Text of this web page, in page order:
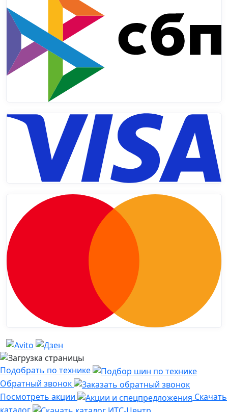
Подобрать по технике
Обратный звонок
Посмотреть акции
Скачать
каталог